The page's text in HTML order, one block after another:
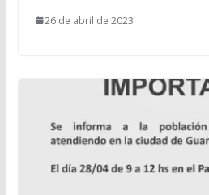
26 de abril de 2023